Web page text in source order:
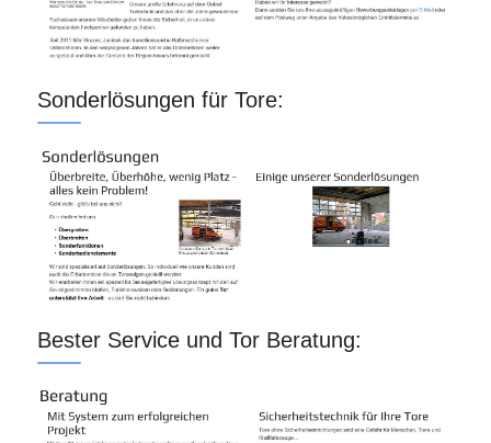
Sonderlösungen für Tore:
Bester Service und Tor Beratung: